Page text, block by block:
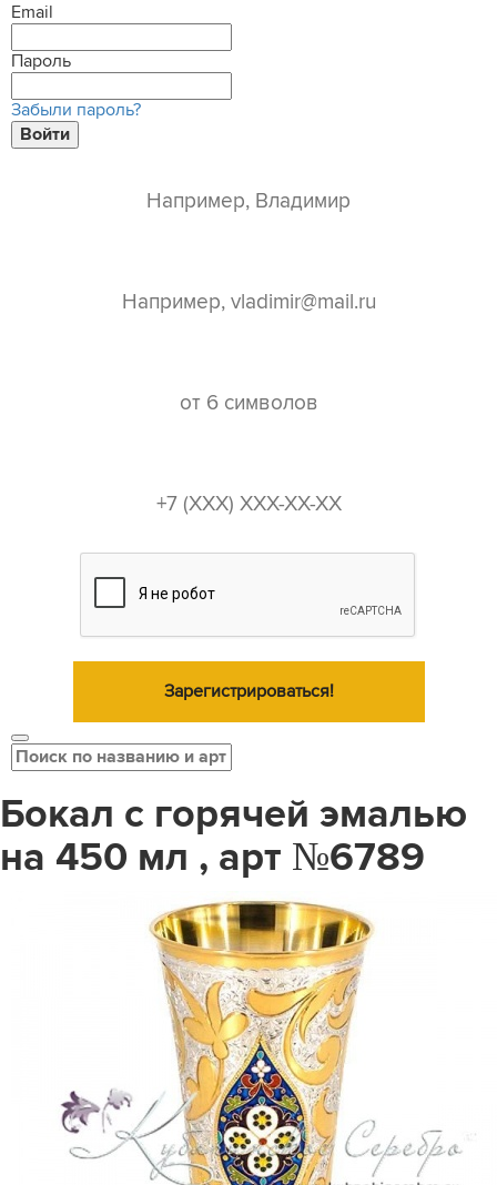
Email
Пароль
Забыли пароль?
Войти
Зарегистрироваться!
Бокал с горячей эмалью
на 450 мл , арт №6789